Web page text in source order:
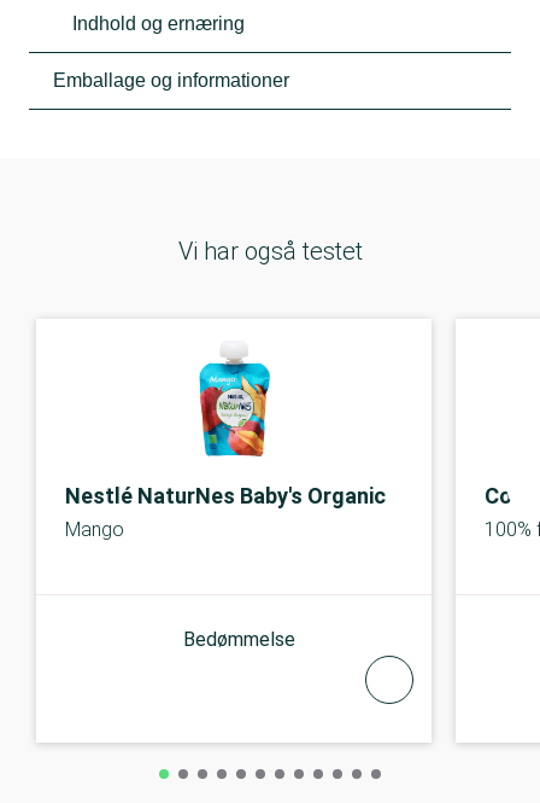
Indhold og ernæring
Emballage og informationer
Vi har også testet
Nestlé NaturNes Baby's Organic
Mango
Bedømmelse